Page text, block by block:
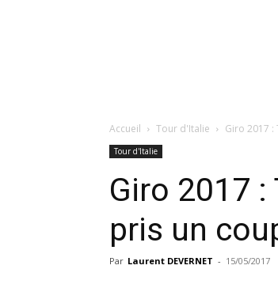
Accueil Tour d'Italie Giro 2017
Tour d'Italie
Giro 2017
pris un
Par Laurent DEVERNET - 15/05/2017